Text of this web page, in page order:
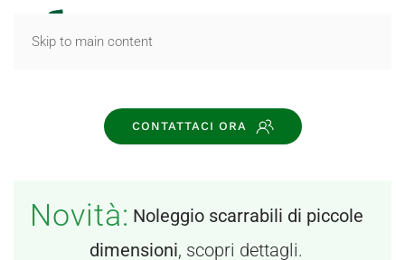
Skip to main content
CONTATTACI ORA
Novità: Noleggio scarrabili di piccole
dimensioni, scopri dettagli.